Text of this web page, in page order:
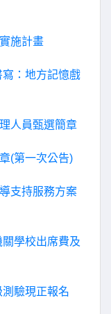
施計畫
：地方記憶戲
人員甄選簡章
(第一次公告)
支持服務方案
學校出席費及
驗現正報名